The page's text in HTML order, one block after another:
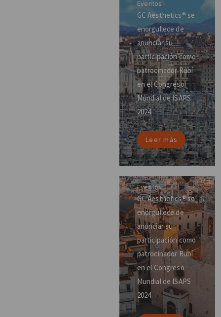
Eventos
GC Aesthetics® se
enorgullece de
anunciar su
participación como
patrocinador Rubí
en el Congreso
Mundial de ISAPS
2024
Leer más
Eventos
GC Aesthetics® se
enorgullece de
anunciar su
participación como
patrocinador Rubí
en el Congreso
Mundial de ISAPS
2024